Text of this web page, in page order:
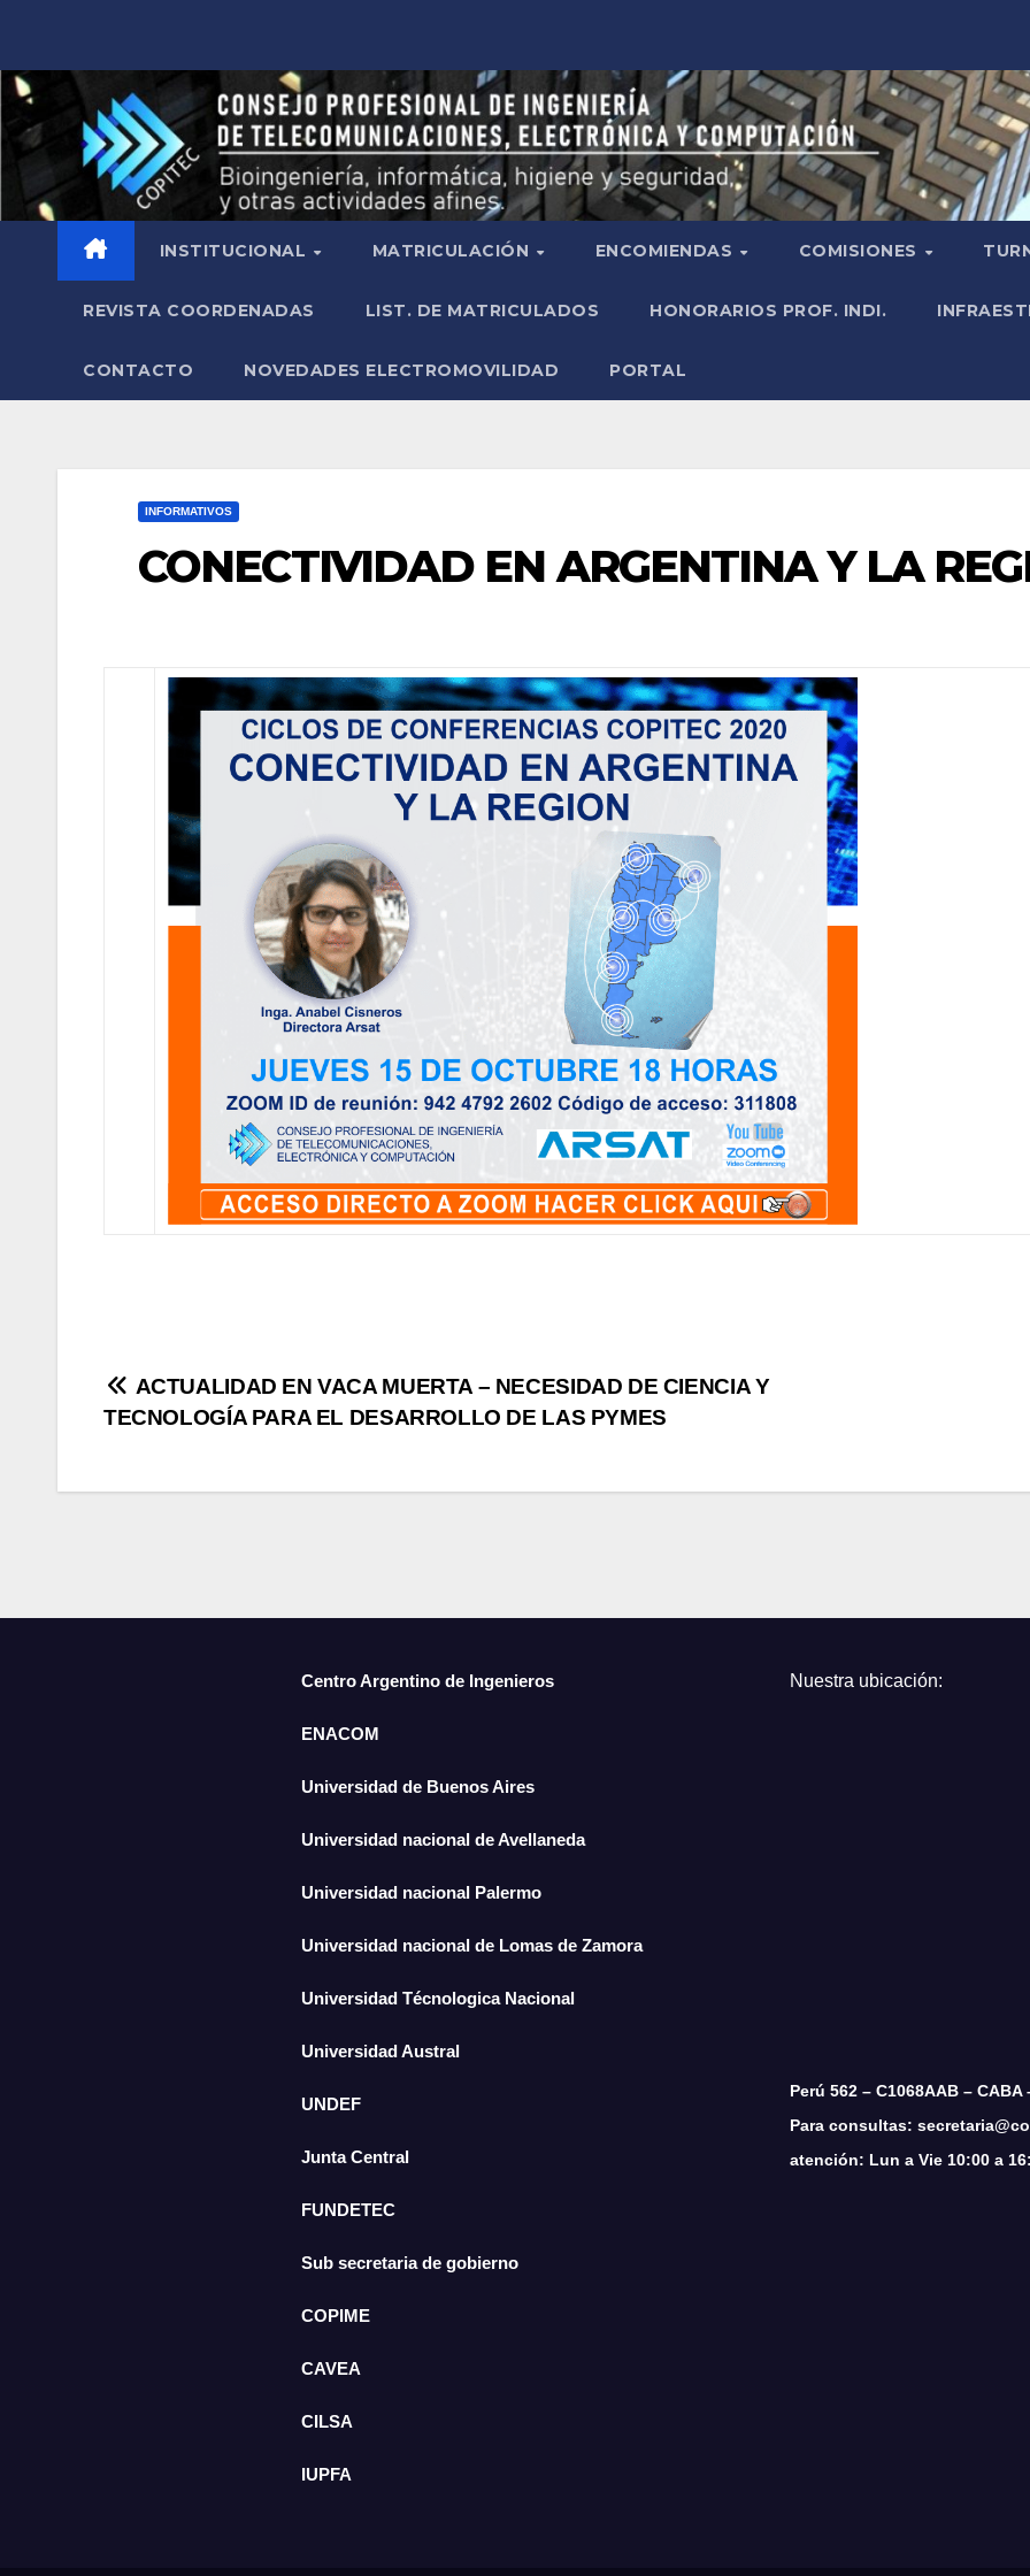
INSTITUCIONAL MATRICULACIÓN ENCOMIENDAS COMISIONES
REVISTA COORDENADAS LIST. DE MATRICULADOS HONORARIOS PROF. INDI.
CONTACTO NOVEDADES ELECTROMOVILIDAD PORTAL
INFORMATIVOS
CONECTIVIDAD EN ARGENTINA Y LA
ACTUALIDAD EN VACA MUERTA – NECESIDAD DE CIENCIA Y
TECNOLOGÍA PARA EL DESARROLLO DE LAS PYMES
Centro Argentino de Ingenieros
ENACOM
Universidad de Buenos Aires
Universidad nacional de Avellaneda
Universidad nacional Palermo
Universidad nacional de Lomas de Zamora
Universidad Técnologica Nacional
Universidad Austral
UNDEF
Junta Central
FUNDETEC
Sub secretaria de gobierno
COPIME
CAVEA
CILSA
IUPFA
Nuestra ubicación:
Perú 562 – C1068AAB –
Para consultas:
atención: Lun a Vie 10:00 a